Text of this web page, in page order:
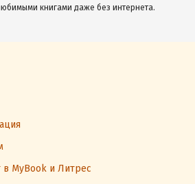
книгами даже без интернета.
в MyBook и Литрес